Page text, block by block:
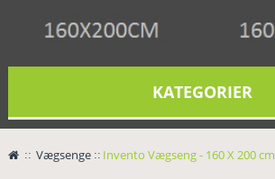
KATEGORIER
> Vægsenge > Invento Vægseng - 160 X 200 cm